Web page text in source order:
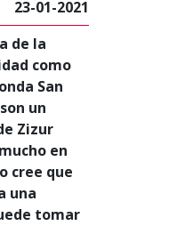
23-01-2021
de la
como
San
un
Zizur
en
cree que
una
tomar